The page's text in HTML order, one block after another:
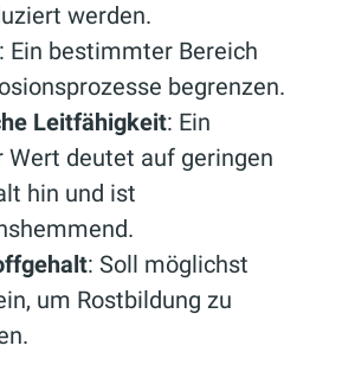
werden.
: Ein bestimmter Bereich
begrenzen.
Leitfähigkeit: Ein
Wert deutet auf geringen
hin und ist
: Soll möglichst
um Rostbildung zu